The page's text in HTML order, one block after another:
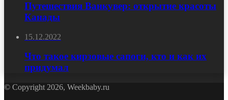
Путешествия Ванкувер: открытие красоты
Канады
15.12.2022
Что такое кирзовые сапоги, кто и как их
придумал
© Copyright 2026, Weekbaby.ru